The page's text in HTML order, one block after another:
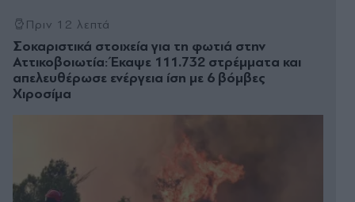
Πριν 12 λεπτά
Σοκαριστικά στοιχεία για τη φωτιά στην
Αττικοβοιωτία: Έκαψε 111.732 στρέμματα και
απελευθέρωσε ενέργεια ίση με 6 βόμβες
Χιροσίμα